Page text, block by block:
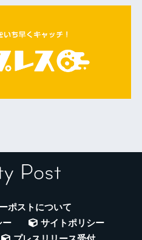
ポストについて
ー
サイトポリシー